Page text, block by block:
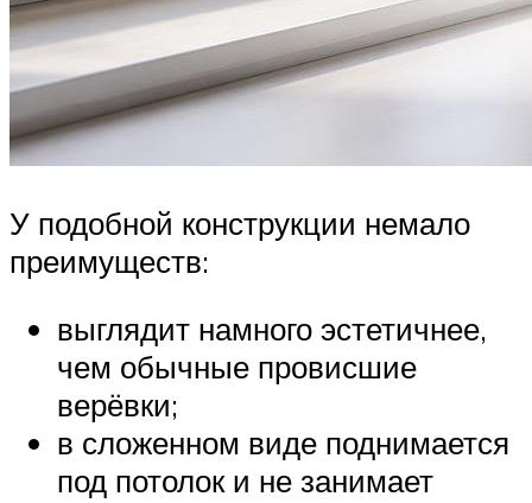
У подобной конструкции немало
преимуществ:
выглядит намного эстетичнее,
чем обычные провисшие
верёвки;
в сложенном виде поднимается
под потолок и не занимает